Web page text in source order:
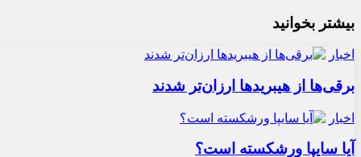
بیشتر بخوانید
اخبار
برقی‌ها از هیبریدها ارزان‌تر شدند
اخبار
آیا سایپا ورشکسته است؟